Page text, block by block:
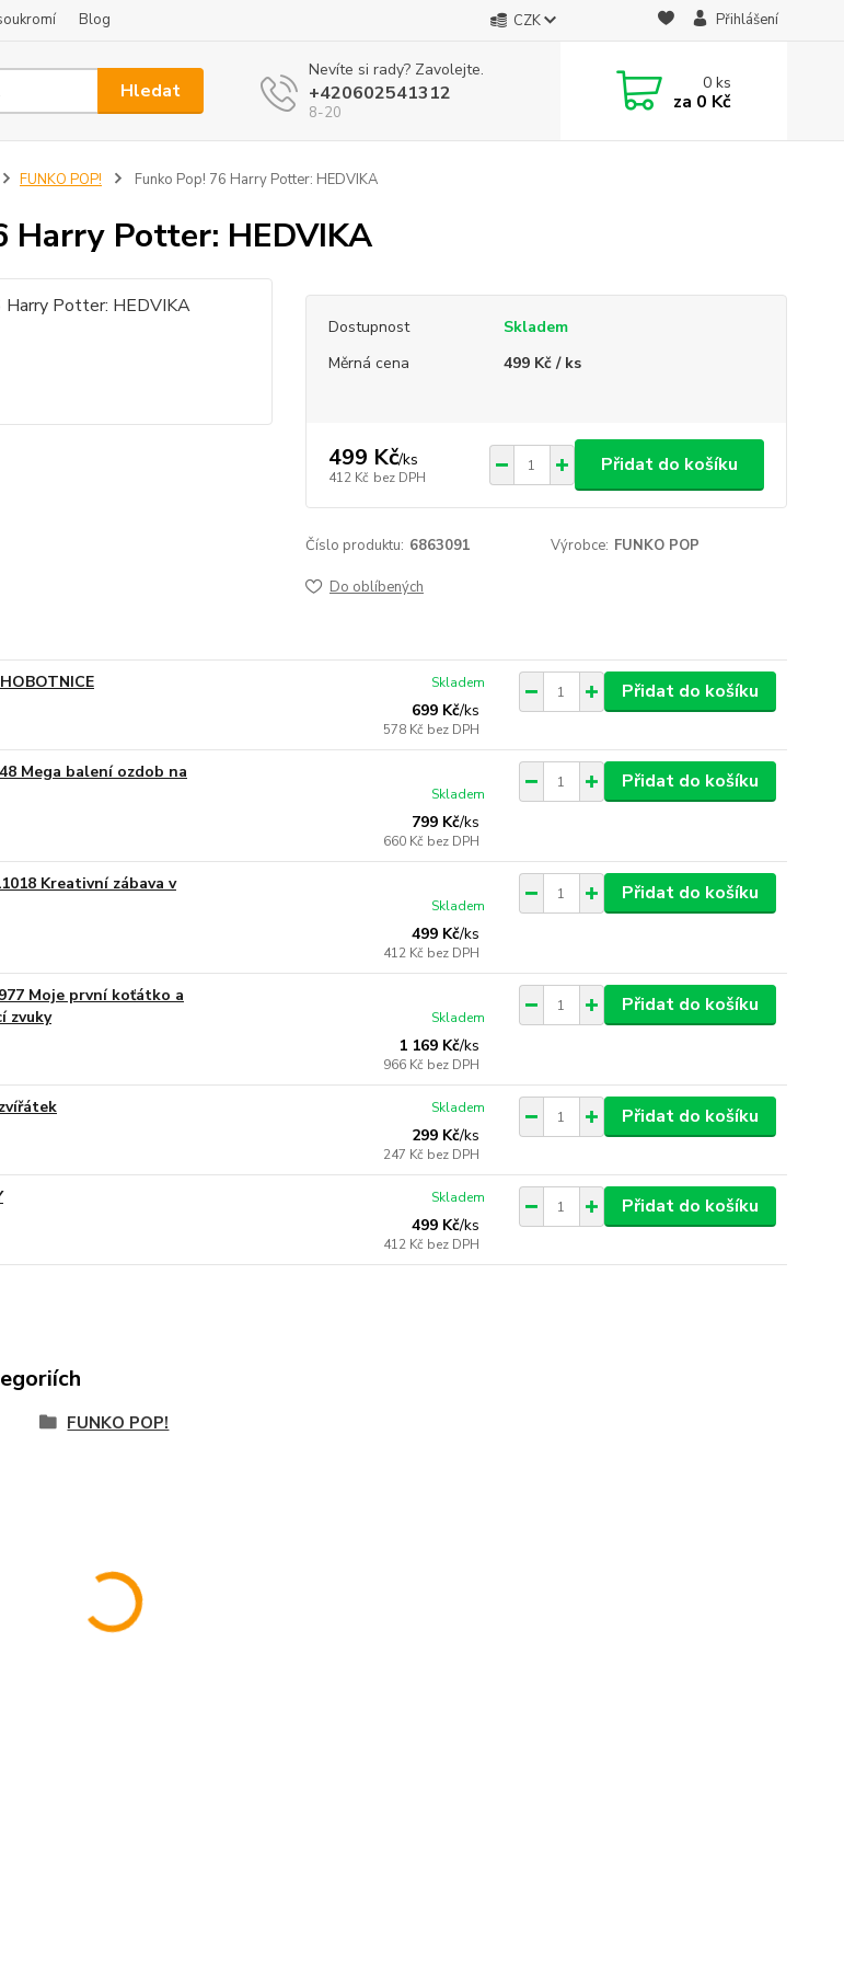
Blog CZK Přihlášení
Hledat
Nevíte si rady? Zavolejte.
+420602541312
8-20
0ks
za 0 Kč
FUNKO POP! Funko Pop! 76 Harry Potter: HEDVIKA
Harry Potter: HEDVIKA
Dostupnost
Skladem
Měrná cena
499 Kč / ks
499 Kč/ks
412 Kč bez DPH
Přidat do košíku
Číslo produktu: 6863091 Výrobce: FUNKO POP
Do oblíbených
699 Kč/ks
578 Kč bez DPH
Skladem Přidat do košíku
Mega balení ozdob na
799 Kč/ks
660 Kč bez DPH
Skladem
Přidat do košíku
Kreativní zábava v
499 Kč/ks
412 Kč bez DPH
Skladem
Přidat do košíku
Moje první koťátko a
zvuky
1 169 Kč/ks
966 Kč bez DPH
Skladem
Přidat do košíku
299 Kč/ks
247 Kč bez DPH
Skladem Přidat do košíku
499 Kč/ks
412 Kč bez DPH
Skladem Přidat do košíku
FUNKO POP!